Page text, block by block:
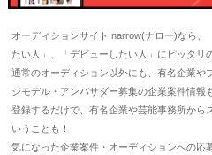
オーディションサイト narrow(ナロー)なら、
たい人」、「デビューしたい人」にピッタリ
通常のオーディション以外にも、有名企業や
ジモデル・アンバサダー募集の企業案件情報
登録するだけで、有名企業や芸能事務所から
いうことも！
気になった企業案件・オーディションへの応